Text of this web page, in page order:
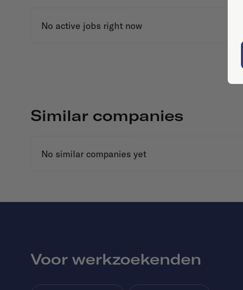
No active jobs right now
Similar companies
No similar companies yet
Voor werkzoekenden